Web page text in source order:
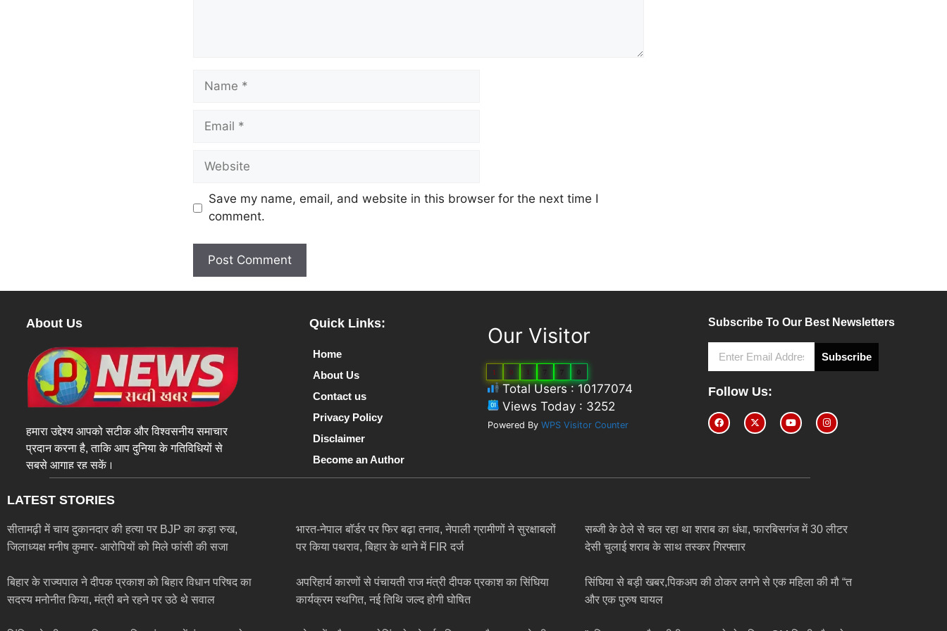
Save my name, email, and website in this browser for the next time I
comment.
About Us
हमारा उद्देश्य आपको सटीक और विश्वसनीय समाचार
प्रदान करना है, ताकि आप दुनिया के गतिविधियों से
सबसे आगाह रह सकें।
Quick Links:
Home
About Us
Contact us
Privacy Policy
Disclaimer
Become an Author
Our Visitor
1 0 1
Total Users : 10177074
Views Today : 3252
Powered By WPS Visitor Counter
Subscribe To Our Best Newsletters
Subscribe
Follow Us:
LATEST STORIES
सीतामढ़ी में चाय दुकानदार की हत्या पर BJP का कड़ा रुख,
जिलाध्यक्ष मनीष कुमार- आरोपियों को मिले फांसी की सजा
भारत-नेपाल बॉर्डर पर फिर बढ़ा तनाव, नेपाली ग्रामीणों ने सुरक्षाबलों
पर किया पथराव, बिहार के थाने में FIR दर्ज
सब्जी के ठेले से चल रहा था शराब का धंधा, फारबिसगंज में 30 लीटर
देसी चुलाई शराब के साथ तस्कर गिरफ्तार
बिहार के राज्यपाल ने दीपक प्रकाश को बिहार विधान परिषद का
सदस्य मनोनीत किया, मंत्री बने रहने पर उठे थे सवाल
अपरिहार्य कारणों से पंचायती राज मंत्री दीपक प्रकाश का सिंघिया
कार्यक्रम स्थगित, नई तिथि जल्द होगी घोषित
सिंघिया से बड़ी खबर,पिकअप की ठोकर लगने से एक महिला की मौ “त
और एक पुरुष घायल